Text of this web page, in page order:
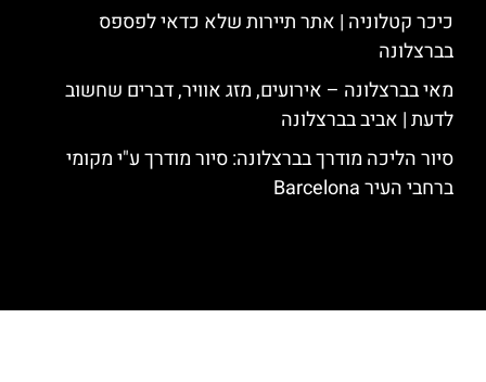
כיכר קטלוניה | אתר תיירות שלא כדאי לפספס
בברצלונה
מאי בברצלונה – אירועים, מזג אוויר, דברים שחשוב
לדעת | אביב בברצלונה
סיור הליכה מודרך בברצלונה: סיור מודרך ע"י מקומי
ברחבי העיר Barcelona